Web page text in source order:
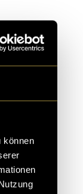
können